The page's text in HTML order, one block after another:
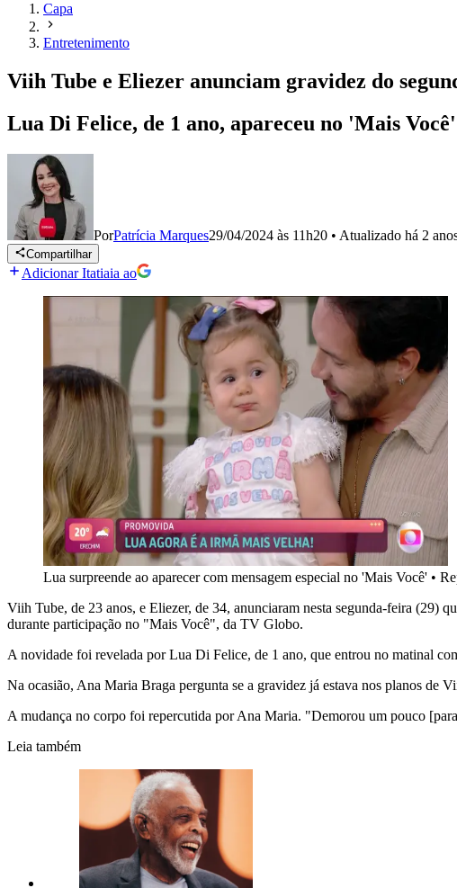
Capa
Entretenimento
Viih Tube e Eliezer anunciam gravidez do
Lua Di Felice, de 1 ano, apareceu no 'Mais
PorPatrícia Marques29/04/2024 às 11h20 • Atualizado há 2
Compartilhar
Adicionar Itatiaia ao
Lua surpreende ao aparecer com mensagem especial no 'Mais Você' •
Viih Tube, de 23 anos, e Eliezer, de 34, anunciaram nesta segunda-feira (29)
durante participação no "Mais Você", da TV Globo.
A novidade foi revelada por Lua Di Felice, de 1 ano, que entrou no matinal
Na ocasião, Ana Maria Braga pergunta se a gravidez já estava nos planos de
A mudança no corpo foi repercutida por Ana Maria. "Demorou um pouco
Leia também